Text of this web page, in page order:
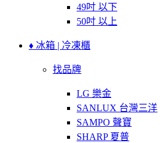
49吋 以下
50吋 以上
♦ 冰箱 | 冷凍櫃
找品牌
LG 樂金
SANLUX 台灣三洋
SAMPO 聲寶
SHARP 夏普